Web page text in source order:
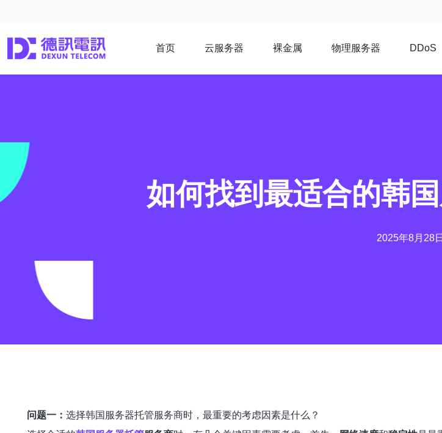
首页 云服务器 裸金属 物理服务器 DDoS
如何找到最适合的韩
2025年8月28日
问题一： 选择韩国服务器托管服务商时，最重要的考虑因素是什么？